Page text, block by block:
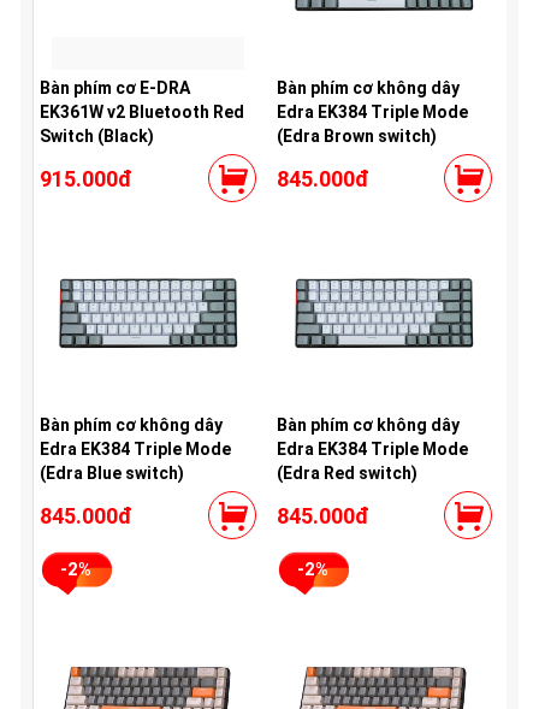
Bàn phím cơ E-DRA
EK361W v2 Bluetooth Red
Switch (Black)
915.000đ
Bàn phím cơ không dây
Edra EK384 Triple Mode
(Edra Brown switch)
845.000đ
Bàn phím cơ không dây
Edra EK384 Triple Mode
(Edra Blue switch)
845.000đ
Bàn phím cơ không dây
Edra EK384 Triple Mode
(Edra Red switch)
845.000đ
-2% -2%